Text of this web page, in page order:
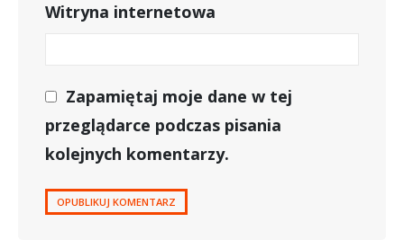
Witryna internetowa
Zapamiętaj moje dane w tej
przeglądarce podczas pisania
kolejnych komentarzy.